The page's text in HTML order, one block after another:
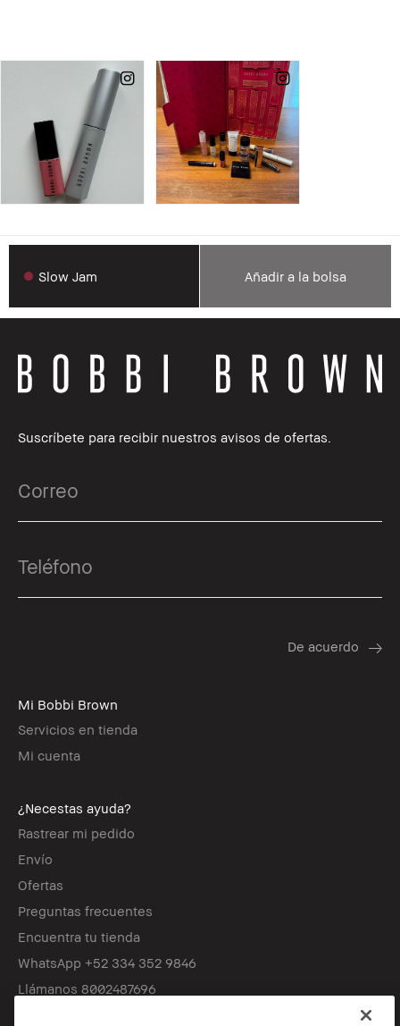
Slow Jam Añadir a la bolsa
Suscríbete para recibir nuestros avisos de ofertas.
Mi Bobbi Brown
Servicios en tienda
Mi cuenta
¿Necestas ayuda?
Rastrear mi pedido
Envío
Ofertas
Preguntas frecuentes
Encuentra tu tienda
WhatsApp +52 334 352 9846
Llámanos 8002487696